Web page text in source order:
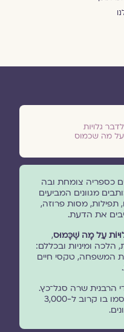
כספריה צומחת ובה
מגוונים המביעים
מסות פרוזה,
את הדעת.
עַל מָה שֶׁכָּמוּס,
ומיניות ובכללם:
המשפחה, טקסי חיים
2019 על-ידי הרבנית שרה סגל־כץ.
עם הכניסה לשנת 2025 פורסמו בו קרוב ל-3,000